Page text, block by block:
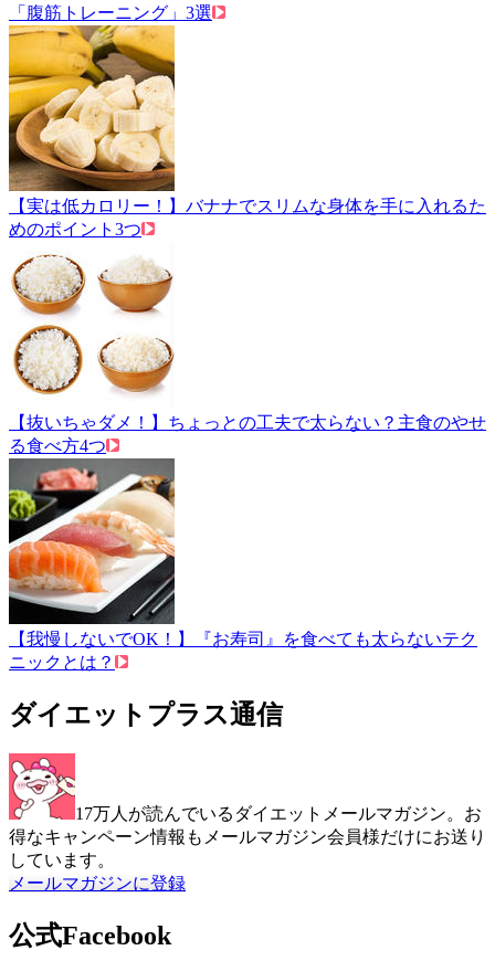
「腹筋トレーニング」3選
【実は低カロリー！】バナナでスリムな身体を手に入れるた
めのポイント3つ
【抜いちゃダメ！】ちょっとの工夫で太らない？主食のやせ
る食べ方4つ
【我慢しないでOK！】『お寿司』を食べても太らないテク
ニックとは？
ダイエットプラス通信
17万人が読んでいるダイエットメールマガジン。お
得なキャンペーン情報もメールマガジン会員様だけにお送り
しています。
メールマガジンに登録
公式Facebook